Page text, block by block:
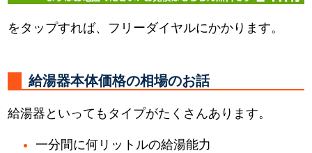
をタップすれば、フリーダイヤルにかかります。
給湯器本体価格の相場のお話
給湯器といってもタイプがたくさんあります。
一分間に何リットルの給湯能力